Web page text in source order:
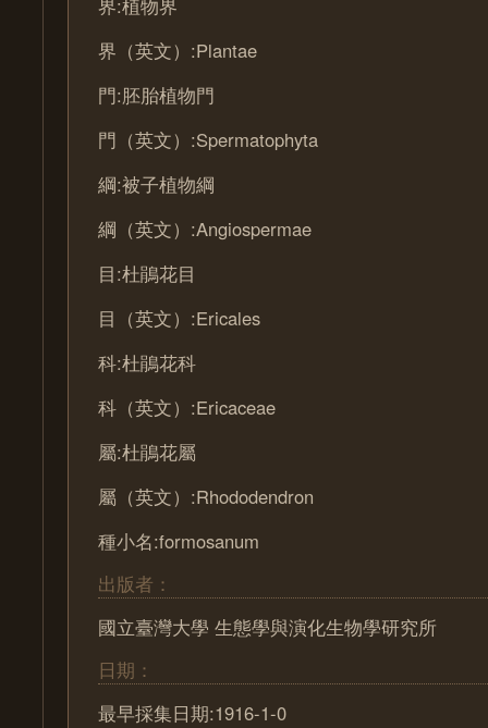
界:植物界
界（英文）:Plantae
門:胚胎植物門
門（英文）:Spermatophyta
綱:被子植物綱
綱（英文）:Angiospermae
目:杜鵑花目
目（英文）:Ericales
科:杜鵑花科
科（英文）:Ericaceae
屬:杜鵑花屬
屬（英文）:Rhododendron
種小名:formosanum
出版者：
國立臺灣大學 生態學與演化生物學研究所
日期：
最早採集日期:1916-1-0